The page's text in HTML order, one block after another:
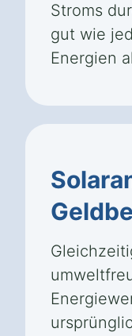
Stroms
gut wie
Energien